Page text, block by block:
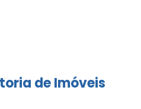
de Imóveis